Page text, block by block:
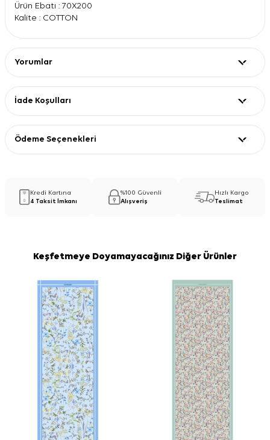
Ürün Ebatı : 70X200
Kalite : COTTON
Yorumlar
İade Koşulları
Ödeme Seçenekleri
Kredi Kartına
4 Taksit İmkanı
%100 Güvenli
Alışveriş
Hızlı Kargo
Teslimat
Keşfetmeye Doyamayacağınız Diğer Ürünler